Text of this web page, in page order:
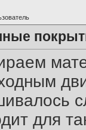
для